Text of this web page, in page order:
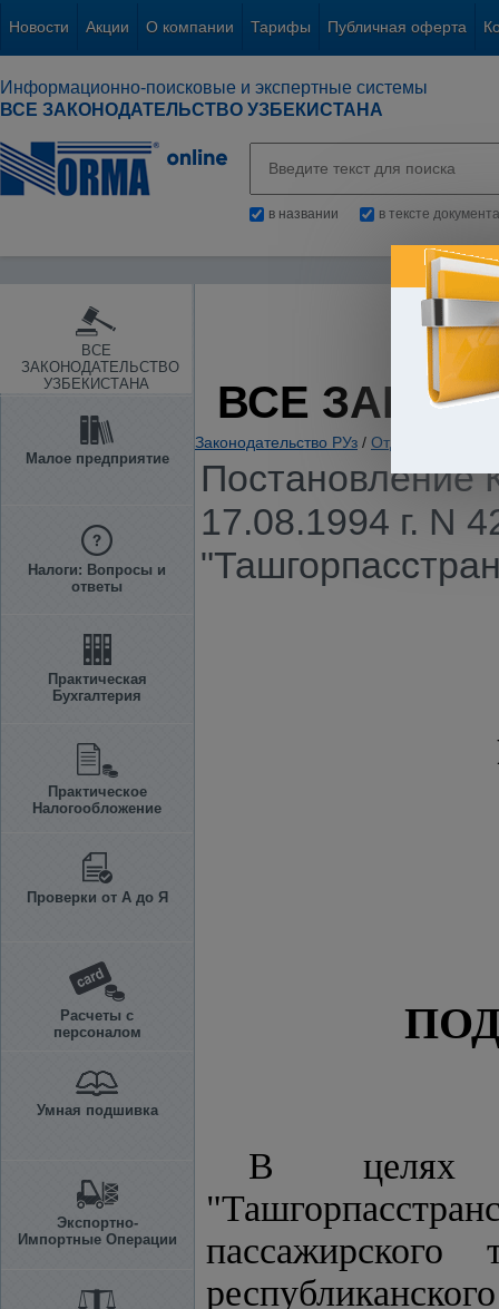
Новости Акции О компании Тарифы Публичная оферта
Информационно-поисковые и экспертные системы
ВСЕ ЗАКОНОДАТЕЛЬСТВО УЗБЕКИСТАНА
в названии в тексте документа
ВСЕ
ЗАКОНОДАТЕЛЬСТВО
УЗБЕКИСТАНА
Малое предприятие
Налоги: Вопросы и
ответы
Практическая
Бухгалтерия
Практическое
Налогообложение
Проверки от А до Я
Расчеты с
персоналом
Умная подшивка
Экспортно-
Импортные Операции
ВСЕ
Законодательство РУз / Отдельные
Постановление
17.08.1994 г. N
В целях